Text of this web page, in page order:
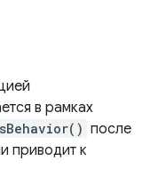
в рамках
после
приводит к